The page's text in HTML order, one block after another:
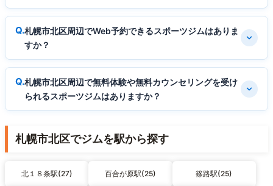
札幌市北区周辺でWeb予約できるスポーツジムはありま
すか？
札幌市北区周辺で無料体験や無料カウンセリングを受け
られるスポーツジムはありますか？
札幌市北区でジムを駅から探す
北１８条駅(27) 百合が原駅(25) 篠路駅(25)